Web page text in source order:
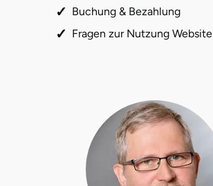
Buchung & Bezahlung
Fragen zur Nutzung Website